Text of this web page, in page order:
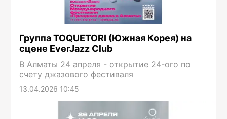
Группа TOQUETORI (Южная Корея) на
сцене EverJazz Club
В Алматы 24 апреля - открытие 24-ого по
счету джазового фестиваля
13.04.2026 10:45